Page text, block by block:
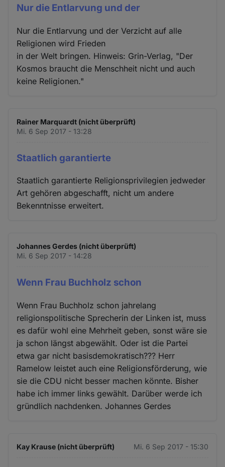
Nur die Entlarvung und der
Nur die Entlarvung und der Verzicht auf alle
Religionen wird Frieden
in der Welt bringen. Hinweis: Grin-Verlag, "Der
Kosmos braucht die Menschheit nicht und auch
keine Religionen."
Rainer Marquardt (nicht überprüft)
Mi. 6 Sep 2017 - 13:28
Staatlich garantierte
Staatlich garantierte Religionsprivilegien jedweder
Art gehören abgeschafft, nicht um andere
Bekenntnisse erweitert.
Johannes Gerdes (nicht überprüft)
Mi. 6 Sep 2017 - 14:28
Wenn Frau Buchholz schon
Wenn Frau Buchholz schon jahrelang
religionspolitische Sprecherin der Linken ist, muss
es dafür wohl eine Mehrheit geben, sonst wäre sie
ja schon längst abgewählt. Oder ist die Partei
etwa gar nicht basisdemokratisch??? Herr
Ramelow leistet auch eine Religionsförderung, wie
sie die CDU nicht besser machen könnte. Bisher
habe ich immer links gewählt. Darüber werde ich
gründlich nachdenken. Johannes Gerdes
Kay Krause (nicht überprüft) Mi. 6 Sep 2017 - 15:30